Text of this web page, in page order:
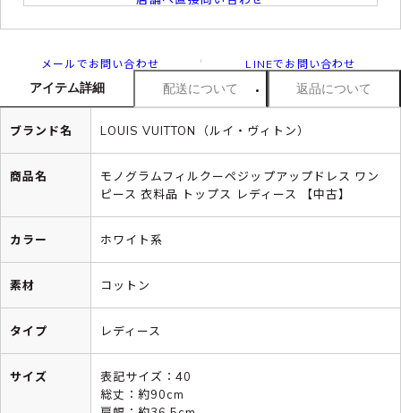
メールでお問い合わせ LINEでお問い合わせ
アイテム詳細 配送について 返品について
ブランド名 LOUIS VUITTON（ルイ・ヴィトン）
商品名
モノグラムフィルクーペジップアップドレス ワン
ピース 衣料品 トップス レディース 【中古】
カラー ホワイト系
素材 コットン
タイプ レディース
サイズ
表記サイズ：40
総丈：約90cm